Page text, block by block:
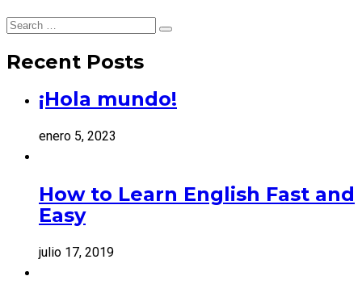
Search
Search
Recent Posts
¡Hola mundo!
enero 5, 2023
How to Learn English Fast and
Easy
julio 17, 2019